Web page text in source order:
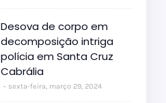
Desova de corpo em
decomposição intriga
polícia em Santa Cruz
Cabrália
sexta-feira, março 29, 2024